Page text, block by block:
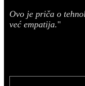
Ovo je priča o
već empatija."